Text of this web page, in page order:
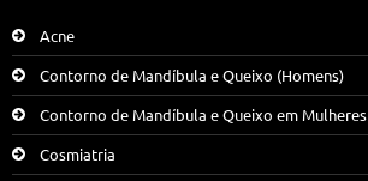
Acne
Contorno de Mandíbula e Queixo (Homens)
Contorno de Mandíbula e Queixo em Mulheres
Cosmiatria